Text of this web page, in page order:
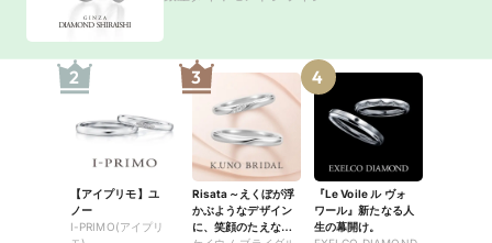
2
【アイプリモ】ユ
ノー
I-PRIMO(アイプリ
3
Risata～えくぼが浮
かぶようなデザイン
に、笑顔のたえない
4
『Le Voile ル ヴォ
ワール』新たなる人
生の幕開け。